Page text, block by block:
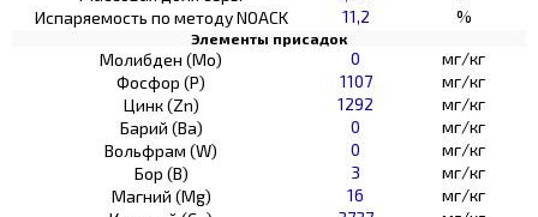
Испаряемость по методу NOACK
11,2 %
Элементы присадок
Молибден (Мо) 0
мг/кг
Фосфор (Р)
1107
мг/кг
Цинк (Zn)
1292
мг/кг
Барий (Ва)
0
мг/кг
Вольфрам (W)
0
мг/кг
Бор (В)
3
мг/кг
Магний (Mg)
16
мг/кг